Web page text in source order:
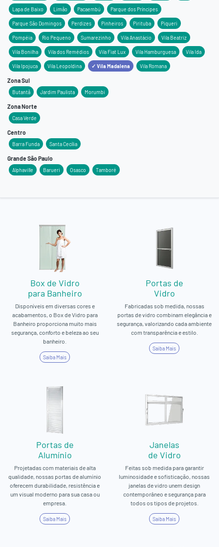
Lapa de Baixo Limão Pacaembú Parque dos Príncipes
Parque São Domingos Perdizes Pinheiros Pirituba Piqueri
Pompéia Rio Pequeno Sumarezinho Vila Anastácio Vila Beatriz
Vila Bonilha Vila dos Remédios Vila Fiat Lux Vila Hamburguesa Vila Ida
Vila Ipojuca Vila Leopoldina ✓ Vila Madalena Vila Romana
Zona Sul
Butantã Jardim Paulista Morumbi
Zona Norte
Casa Verde
Centro
Barra Funda Santa Cecília
Grande São Paulo
Alphaville Barueri Osasco Tamboré
Box de Vidro
para Banheiro
Disponíveis em diversas cores e
acabamentos, o Box de Vidro para
Banheiro proporciona muito mais
segurança, conforto e beleza ao seu
banheiro.
Saiba Mais
Portas de
Vidro
Fabricadas sob medida, nossas
portas de vidro combinam elegância e
segurança, valorizando cada ambiente
com transparência e estilo.
Saiba Mais
Portas de
Alumínio
Projetadas com materiais de alta
qualidade, nossas portas de alumínio
oferecem durabilidade, resistência e
um visual moderno para sua casa ou
empresa.
Saiba Mais
Janelas
de Vidro
Feitas sob medida para garantir
luminosidade e sofisticação, nossas
janelas de vidro unem design
contemporâneo e segurança para
todos os tipos de projetos.
Saiba Mais